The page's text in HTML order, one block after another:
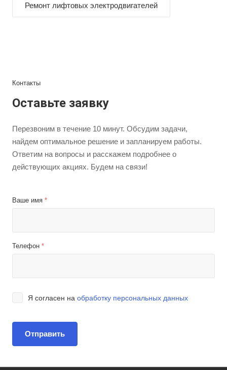
Ремонт лифтовых электродвигателей
Контакты
Оставьте заявку
Перезвоним в течение 10 минут. Обсудим задачи,
найдем оптимальное решение и запланируем работы.
Ответим на вопросы и расскажем подробнее о
действующих акциях. Будем на связи!
Ваше имя *
Телефон *
Я согласен на обработку персональных данных